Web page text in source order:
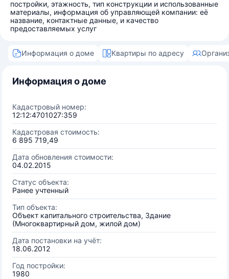
постройки, этажность, тип конструкции и использованные
материалы, информация об управляющей компании: её
название, контактные данные, и качество
предоставляемых услуг
Информация о доме Квартиры по адресу
Информация о доме
Кадастровый номер:
12:12:4701027:359
Кадастровая стоимость:
6 895 719,49
Дата обновления стоимости:
04.02.2015
Статус объекта:
Ранее учтенный
Тип объекта:
Объект капитального строительства, Здание
(Многоквартирный дом, жилой дом)
Дата постановки на учёт:
18.06.2012
Год постройки:
1980